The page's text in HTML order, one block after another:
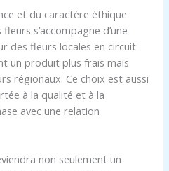
et du caractère éthique
s’accompagne d’une
des fleurs locales en circuit
un produit plus frais mais
régionaux. Ce choix est aussi
à la qualité et à la
avec une relation
non seulement un